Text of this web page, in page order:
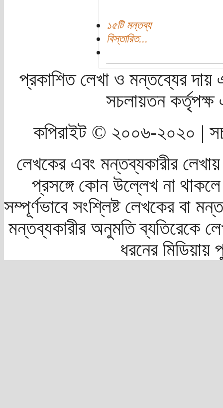
১৫টি মন্তব্য
বিস্তারিত...
প্রকাশিত লেখা ও মন্তব্যের দায়
সচলায়তন
কপিরাইট © ২০০৬-২০২০ |
লেখকের এবং মন্তব্যকারীর
প্রসঙ্গে কোন উল্লেখ না
সম্পূর্ণভাবে সংশ্লিষ্ট লেখকের বা
মন্তব্যকারীর অনুমতি ব্যতিরেকে
ধরনের মিডিয়ায়